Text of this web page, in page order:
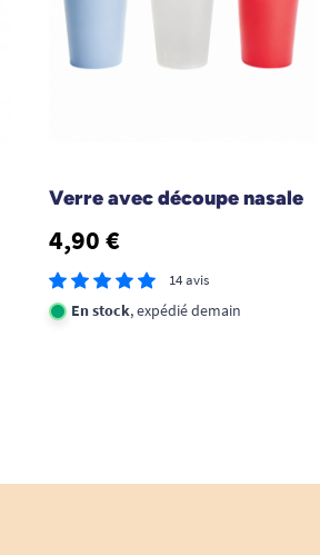
Verre avec découpe nasale
4,90 €
14 avis
En stock, expédié demain